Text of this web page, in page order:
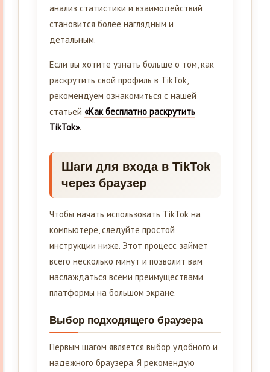
анализ статистики и взаимодействий
становится более наглядным и
детальным.
Если вы хотите узнать больше о том, как
раскрутить свой профиль в TikTok,
рекомендуем ознакомиться с нашей
статьей «Как бесплатно раскрутить
TikTok».
Шаги для входа в TikTok
через браузер
Чтобы начать использовать TikTok на
компьютере, следуйте простой
инструкции ниже. Этот процесс займет
всего несколько минут и позволит вам
наслаждаться всеми преимуществами
платформы на большом экране.
Выбор подходящего браузера
Первым шагом является выбор удобного и
надежного браузера. Я рекомендую